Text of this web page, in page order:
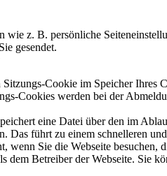
z. B. persönliche
gesendet.
Cookie im Speicher Ihres
Cookies werden bei der
eine Datei über den im
Das führt zu einem schnelleren
Sie die Webseite besuchen,
dem Betreiber der Webseite. Sie